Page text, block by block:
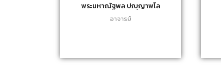
พระมหาณัฐพล ปญฺญาพโล
อาจารย์